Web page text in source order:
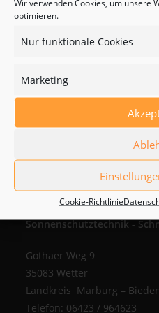
Wir verwenden Cookies, um unsere
optimieren.
Nur funktionale Cookies
Marketing
Cookie-Richtlinie
© Copyright 2023 Sonnenschutz-
Sonnenschutztechnik -
Gothaer Weg 9
35083 Wetter
Landkreis Marburg –
Telefon: 06423 / 964623